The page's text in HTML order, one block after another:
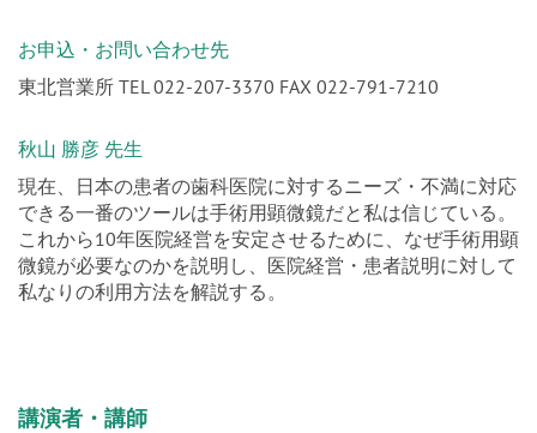
お申込・お問い合わせ先
東北営業所 TEL 022-207-3370 FAX 022-791-7210
秋山 勝彦 先生
現在、日本の患者の歯科医院に対するニーズ・不満に対応
できる一番のツールは手術用顕微鏡だと私は信じている。
これから10年医院経営を安定させるために、なぜ手術用顕
微鏡が必要なのかを説明し、医院経営・患者説明に対して
私なりの利用方法を解説する。
講演者・講師